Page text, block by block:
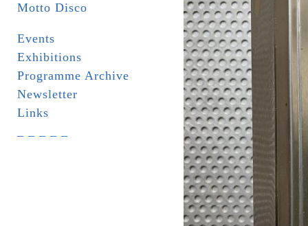
Motto Disco
Events
Exhibitions
Programme Archive
Newsletter
Links